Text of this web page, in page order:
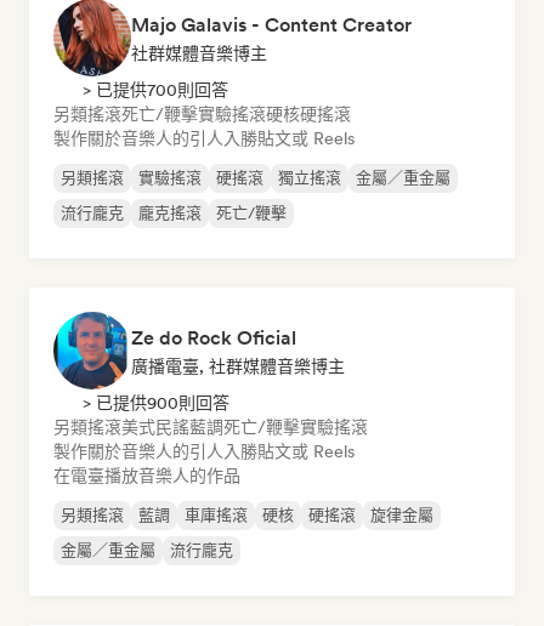
Majo Galavis - Content Creator
社群媒體音樂博主
> 已提供700則回答
另類搖滾死亡/鞭擊實驗搖滾硬核硬搖滾
製作關於音樂人的引人入勝貼文或 Reels
另類搖滾 實驗搖滾 硬搖滾 獨立搖滾
金屬／重金屬
流行龐克
龐克搖滾 死亡/鞭擊
Ze do Rock Oficial
廣播電臺, 社群媒體音樂博主
> 已提供900則回答
另類搖滾美式民謠藍調死亡/鞭擊實驗搖滾
製作關於音樂人的引人入勝貼文或 Reels
在電臺播放音樂人的作品
另類搖滾 藍調 車庫搖滾 硬核 硬搖滾
旋律金屬
金屬／重金屬
流行龐克